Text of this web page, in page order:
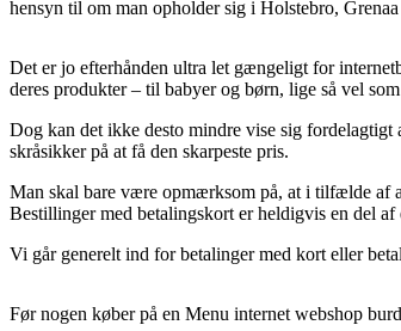
hensyn til om man opholder sig i Holstebro,
Det er jo efterhånden ultra let gængeligt for
deres produkter – til babyer og børn, lige så vel
Dog kan det ikke desto mindre vise sig
skråsikker på at få den skarpeste pris.
Man skal bare være opmærksom på, at i tilfælde af
Bestillinger med betalingskort er heldigvis en del
Vi går generelt ind for betalinger med kort eller
Før nogen køber på en Menu internet webshop